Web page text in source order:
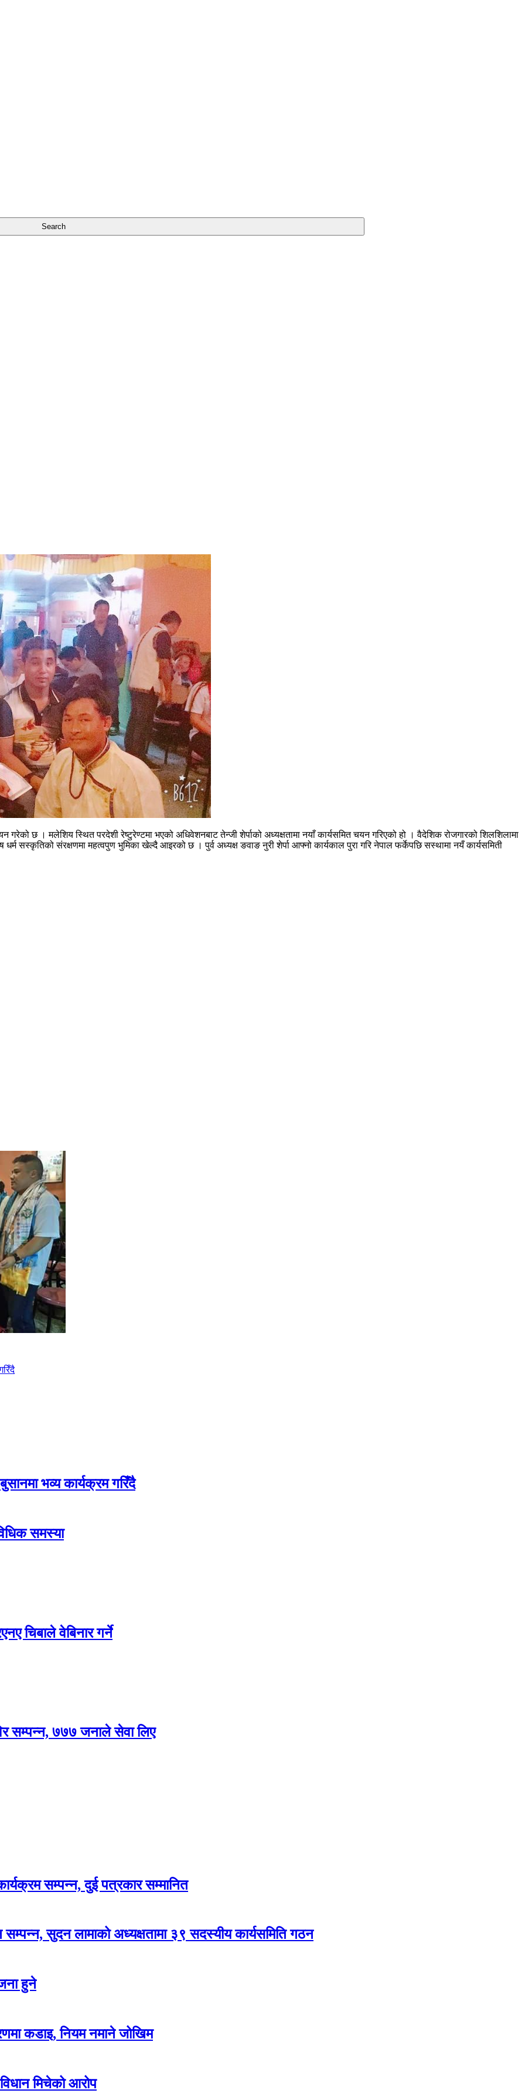
छ । मलेशिय स्थित परदेशी रेष्टुरेण्टमा भएको अधिवेशनबाट तेन्जी शेर्पाको अध्यक्षतामा नयाँ कार्यसमित चयन गरिएको हो । वैदेशिक रोजगारको शिलशिलामा
सस्कृतिको संरक्षणमा महत्वपुण भुमिका खेल्दै आइरको छ । पुर्व अध्यक्ष ङवाङ नुरी शेर्पा आफ्नो कार्यकाल पुरा गरि नेपाल फर्केपछि सस्थामा नयँ कार्यसमिती
बुसानमा भव्य कार्यक्रम गरिँदै
समस्या
चिबाले वेबिनार गर्ने
सम्पन्न, ७७७ जनाले सेवा लिए
सम्पन्न, दुई पत्रकार सम्मानित
सुदन लामाको अध्यक्षतामा ३९ सदस्यीय कार्यसमिति गठन
हुने
कडाइ, नियम नमाने जोखिम
मिचेको आरोप